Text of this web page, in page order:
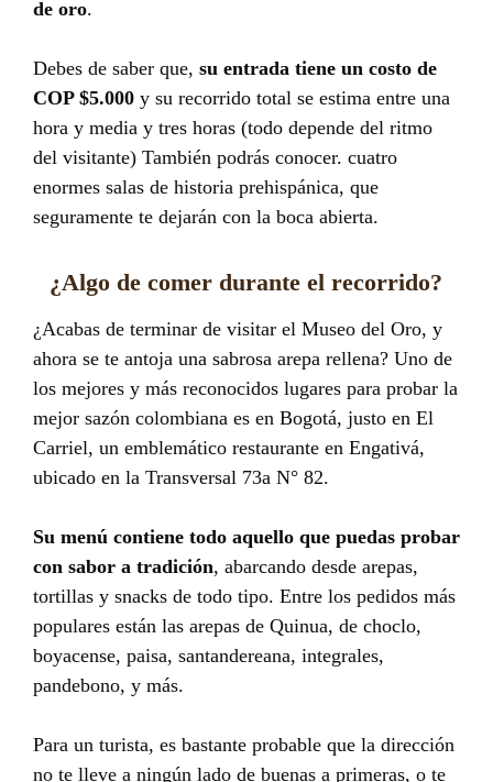
de oro.
Debes de saber que, su entrada tiene un costo de
COP $5.000 y su recorrido total se estima entre una
hora y media y tres horas (todo depende del ritmo
del visitante) También podrás conocer. cuatro
enormes salas de historia prehispánica, que
seguramente te dejarán con la boca abierta.
¿Algo de comer durante el recorrido?
¿Acabas de terminar de visitar el Museo del Oro, y
ahora se te antoja una sabrosa arepa rellena? Uno de
los mejores y más reconocidos lugares para probar la
mejor sazón colombiana es en Bogotá, justo en El
Carriel, un emblemático restaurante en Engativá,
ubicado en la Transversal 73a N° 82.
Su menú contiene todo aquello que puedas probar
con sabor a tradición, abarcando desde arepas,
tortillas y snacks de todo tipo. Entre los pedidos más
populares están las arepas de Quinua, de choclo,
boyacense, paisa, santandereana, integrales,
pandebono, y más.
Para un turista, es bastante probable que la dirección
no te lleve a ningún lado de buenas a primeras, o te